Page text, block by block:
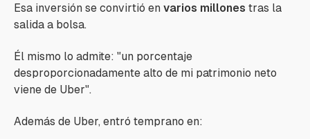
Esa inversión se convirtió en varios millones tras la
salida a bolsa.
Él mismo lo admite: "un porcentaje
desproporcionadamente alto de mi patrimonio neto
viene de Uber".
Además de Uber, entró temprano en: